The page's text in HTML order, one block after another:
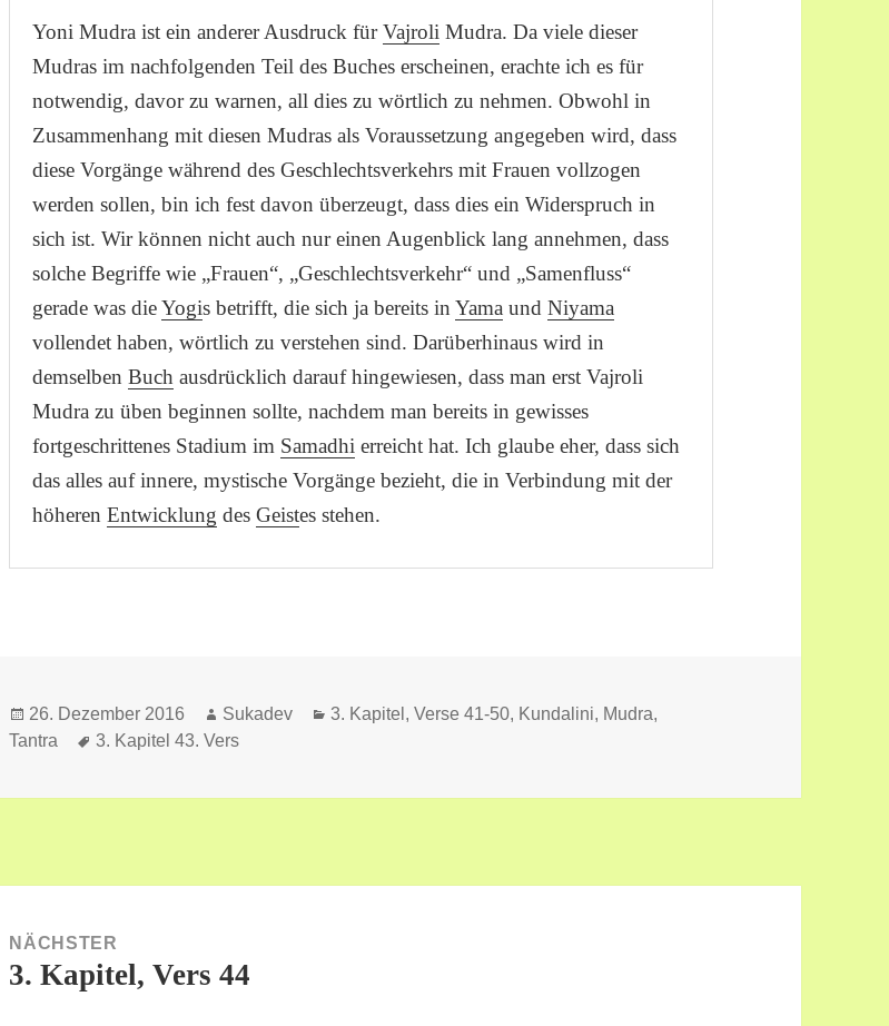
Yoni Mudra ist ein anderer Ausdruck fürVajroli Mudra. Da viele dieser
Mudras im nachfolgenden Teil des Buches erscheinen, erachte ich es für
notwendig, davor zu warnen, all dies zu wörtlich zu nehmen. Obwohl in
Zusammenhang mit diesen Mudras als Voraussetzung angegeben wird, dass
diese Vorgänge während des Geschlechtsverkehrs mit Frauen vollzogen
werden sollen, bin ich fest davon überzeugt, dass dies ein Widerspruch in
sich ist. Wir können nicht auch nur einen Augenblick lang annehmen, dass
solche Begriffe wie „Frauen“, „Geschlechtsverkehr“ und „Samenfluss“
gerade was dieYogis betrifft, die sich ja bereits inYama undNiyama
vollendet haben, wörtlich zu verstehen sind. Darüberhinaus wird in
demselbenBuch ausdrücklich darauf hingewiesen, dass man erst Vajroli
Mudra zu üben beginnen sollte, nachdem man bereits in gewisses
fortgeschrittenes Stadium im Samadhi erreicht hat. Ich glaube eher, dass sich
das alles auf innere, mystische Vorgänge bezieht, die in Verbindung mit der
höherenEntwicklung desGeistes stehen.
Veröffentlicht
am
26. Dezember 2016 Autor
Sukadev Kategorien
3. Kapitel, Verse 41-50, Kundalini, Mudra,
Tantra
Schlagwörter
3. Kapitel 43. Vers
NÄCHSTER
Nächster
3. Kapitel, Vers 44